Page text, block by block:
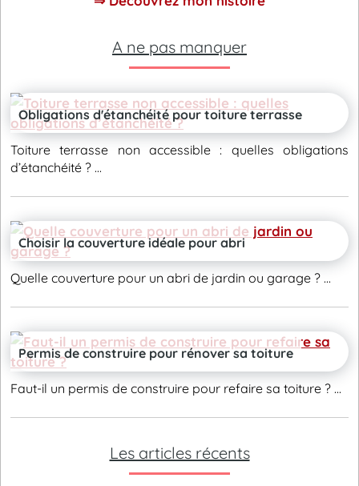
A ne pas manquer
Obligations d'étanchéité pour toiture terrasse
Toiture terrasse non accessible : quelles obligations
d’étanchéité ? ...
Choisir la couverture idéale pour abri
Quelle couverture pour un abri de jardin ou garage ? ...
Permis de construire pour rénover sa toiture
Faut-il un permis de construire pour refaire sa toiture ? ...
Les articles récents